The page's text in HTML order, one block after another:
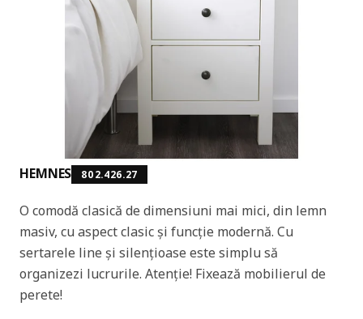
HEMNES 802.426.27
O comodă clasică de dimensiuni mai mici, din lemn
masiv, cu aspect clasic și funcție modernă. Cu
sertarele line și silențioase este simplu să
organizezi lucrurile. Atenție! Fixează mobilierul de
perete!